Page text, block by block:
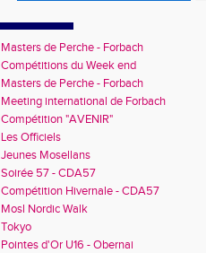
Masters de Perche - Forbach
Compétitions du Week end
Masters de Perche - Forbach
Meeting international de Forbach
Compétition "AVENIR"
Les Officiels
Jeunes Mosellans
Soirée 57 - CDA57
Compétition Hivernale - CDA57
Mosl Nordic Walk
Tokyo
Pointes d'Or U16 - Obernai